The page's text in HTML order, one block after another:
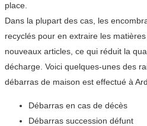
place.
Dans la plupart des cas, les
recyclés pour en extraire les
nouveaux articles, ce qui réduit la
décharge. Voici quelques-unes des
débarras de maison est effectué à
Débarras en cas de décès
Débarras succession défunt